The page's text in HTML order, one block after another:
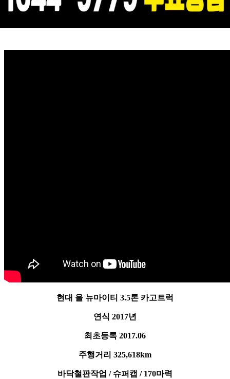
현대 올 뉴마이티 3.5톤 카고트럭
연식 2017년
최초등록 2017.06
주행거리 325,618km
바닥철판작업 / 슈퍼캡 / 170마력